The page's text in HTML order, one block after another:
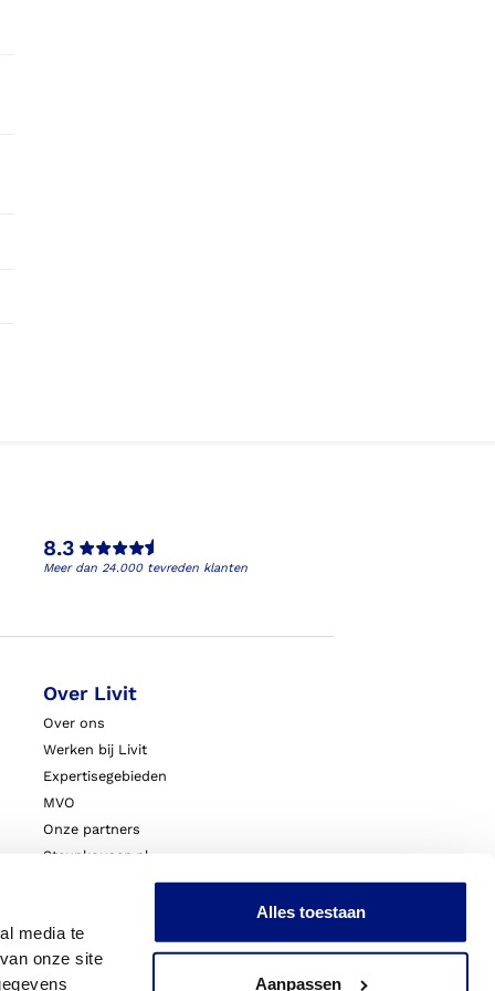
media te
onze site
Alles toestaan
Aanpassen
8.3
Meer dan 24.000 tevreden klanten
Over Livit
Over ons
Werken bij Livit
Expertisegebieden
MVO
Onze partners
Steunkousen.nl
Blessurewijzer.nl
Nieuws
Innovatie & Onderzoek